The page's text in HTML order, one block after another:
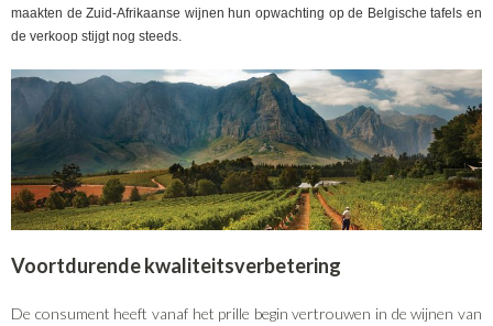
maakten de Zuid-Afrikaanse wijnen hun opwachting op de Belgische tafels en
de verkoop stijgt nog steeds.
Voortdurende kwaliteitsverbetering
De consument heeft vanaf het prille begin vertrouwen in de wijnen van